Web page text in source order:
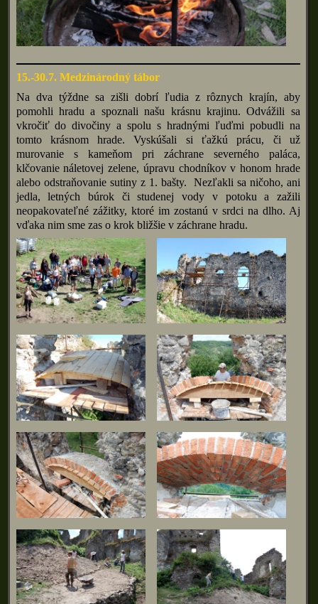
15.-30.7. Medzinárodný tábor
Na dva týždne sa zišli dobrí ľudia z rôznych krajín, aby
pomohli hradu a spoznali našu krásnu krajinu. Odvážili sa
vkročiť do divočiny a spolu s hradnými ľuďmi pobudli na
tomto krásnom hrade. Vyskúšali si ťažkú prácu, či už
murovanie s kameňom pri záchrane severného paláca,
klčovanie náletovej zelene, úpravu chodníkov v honom hrade
alebo odstraňovanie sutiny z 1. bašty. Nezľakli sa ničoho, ani
jedla, letných búrok či studenej vody v potoku a zažili
neopakovateľné zážitky, ktoré im zostanú v srdci na dlho. Aj
vďaka nim sme zas o krok bližšie v záchrane hradu.